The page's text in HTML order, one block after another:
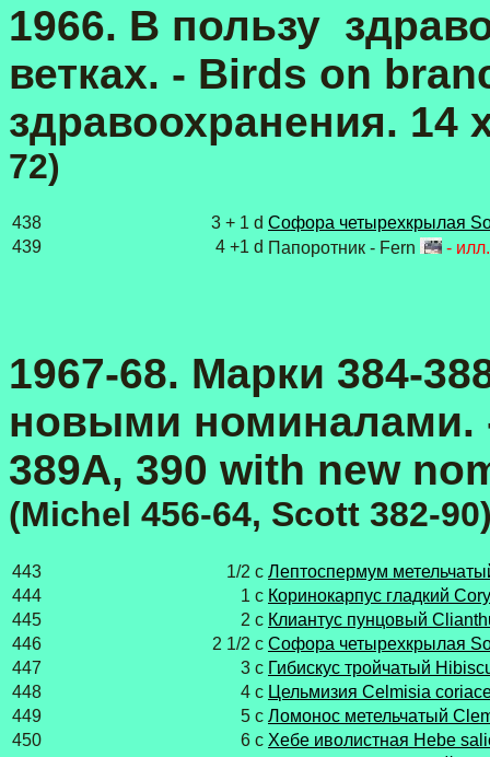
1966. В пользу
ветках. - Birds on
здравоохранения. 14
72)
438 3 + 1 d Софора четырехкрылая
439
4 +1 d Папоротник - Fern -
1967-68. Марки 384-
новыми номиналами.
389А, 390 with new
(Michel 456-64, Scott 382-
443 1/2 c Лептоспермум
444
1 c Коринокарпус гладкий
445
2 c Клиантус пунцовый
446
2 1/2 c Софора четырехкрылая
447
3 c Гибискус тройчатый
448
4 c Цельмизия Celmisia
449
5 c Ломонос метельчатый
450
6 c Хебе иволистная Hebe